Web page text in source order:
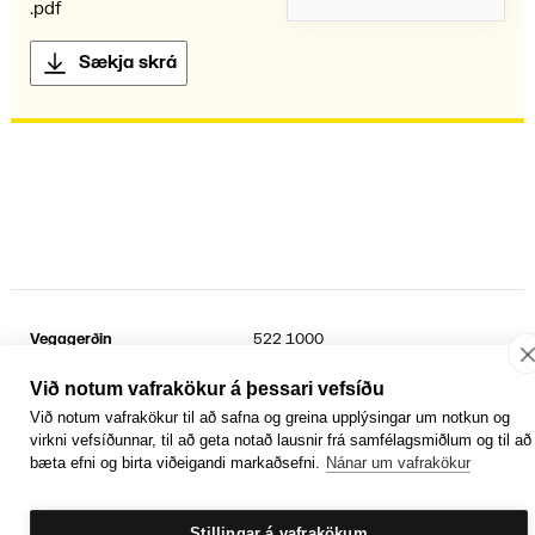
.pdf
Sækja skrá
Vegagerðin
210 Garðabær
522 1000
Sími umferðarþjónustu
Laus störf
Persónuvernd og öryggi gagna
Hafa samband
Facebook
YouTube
Við notum vafrakökur á þessari vefsíðu
Við notum vafrakökur til að safna og greina upplýsingar um notkun og
virkni vefsíðunnar, til að geta notað lausnir frá samfélagsmiðlum og til að
bæta efni og birta viðeigandi markaðsefni. Nánar um vafrakökur